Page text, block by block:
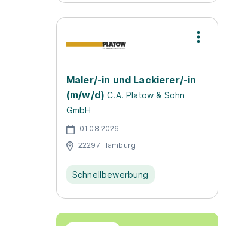
Maler/-in und Lackierer/-in
(m/w/d) C.A. Platow & Sohn
GmbH
01.08.2026
22297 Hamburg
Schnellbewerbung